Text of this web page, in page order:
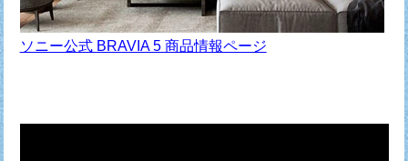
ソニー公式 BRAVIA 5 商品情報ページ